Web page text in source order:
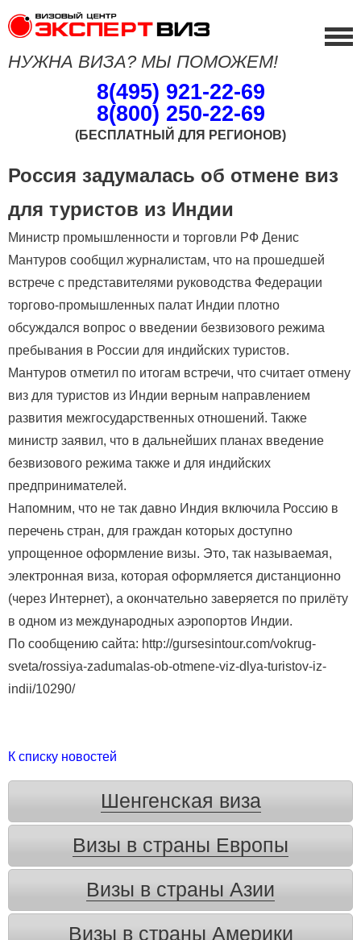
НУЖНА ВИЗА? МЫ ПОМОЖЕМ!
8(495) 921-22-69
8(800) 250-22-69
(БЕСПЛАТНЫЙ ДЛЯ РЕГИОНОВ)
Россия задумалась об отмене виз
для туристов из Индии
Министр промышленности и торговли РФ Денис
Мантуров сообщил журналистам, что на прошедшей
встрече с представителями руководства Федерации
торгово-промышленных палат Индии плотно
обсуждался вопрос о введении безвизового режима
пребывания в России для индийских туристов.
Мантуров отметил по итогам встречи, что считает отмену
виз для туристов из Индии верным направлением
развития межгосударственных отношений. Также
министр заявил, что в дальнейших планах введение
безвизового режима также и для индийских
предпринимателей.
Напомним, что не так давно Индия включила Россию в
перечень стран, для граждан которых доступно
упрощенное оформление визы. Это, так называемая,
электронная виза, которая оформляется дистанционно
(через Интернет), а окончательно заверяется по прилёту
в одном из международных аэропортов Индии.
По сообщению сайта: http://gursesintour.com/vokrug-
sveta/rossiya-zadumalas-ob-otmene-viz-dlya-turistov-iz-
indii/10290/
К списку новостей
Шенгенская виза
Визы в страны Европы
Визы в страны Азии
Визы в страны Америки